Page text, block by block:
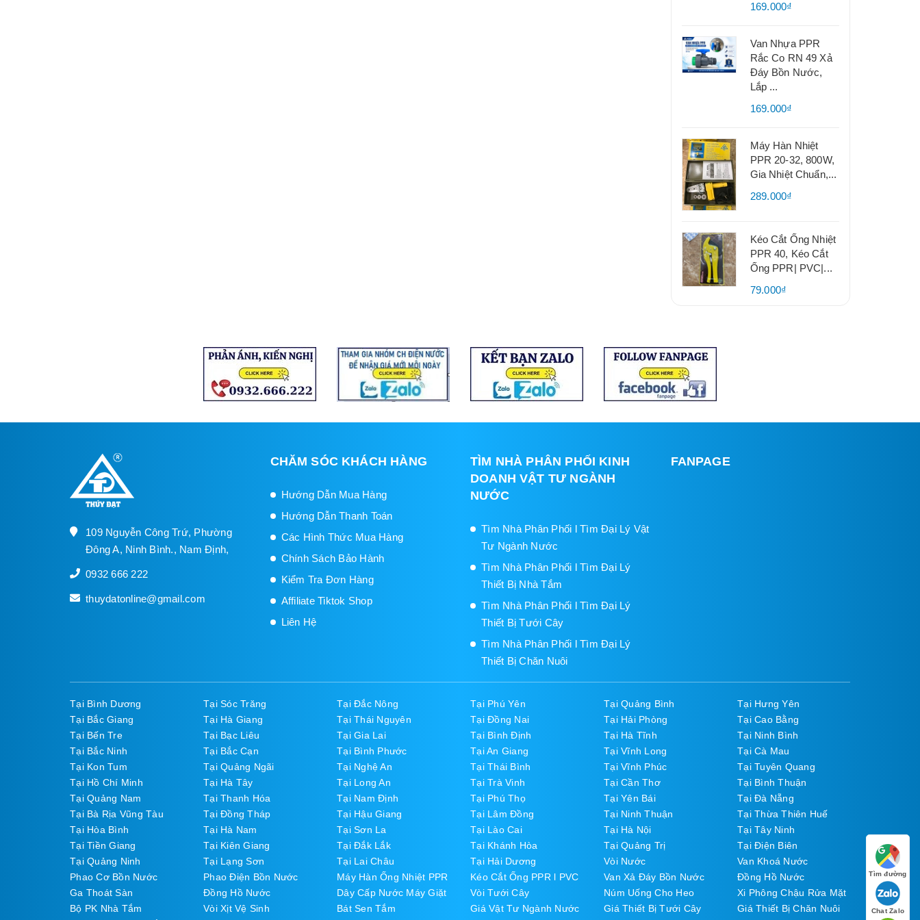
169.000₫
Van Nhựa PPR
Rắc Co RN 49 Xả
Đáy Bồn Nước,
Lắp ...
169.000₫
Máy Hàn Nhiệt
PPR 20-32, 800W,
Gia Nhiệt Chuẩn,...
289.000₫
Kéo Cắt Ống Nhiệt
PPR 40, Kéo Cắt
Ống PPR| PVC|...
79.000₫
109 Nguyễn Công Trứ, Phường
Đông A, Ninh Bình., Nam Định,
0932 666 222
thuydatonline@gmail.com
CHĂM SÓC KHÁCH HÀNG
Hướng Dẫn Mua Hàng
Hướng Dẫn Thanh Toán
Các Hình Thức Mua Hàng
Chính Sách Bảo Hành
Kiểm Tra Đơn Hàng
Affiliate Tiktok Shop
Liên Hệ
TÌM NHÀ PHÂN PHỐI KINH
DOANH VẬT TƯ NGÀNH
NƯỚC
Tìm Nhà Phân Phối l Tìm Đại Lý Vật
Tư Ngành Nước
Tìm Nhà Phân Phối l Tìm Đại Lý
Thiết Bị Nhà Tắm
Tìm Nhà Phân Phối l Tìm Đại Lý
Thiết Bị Tưới Cây
Tìm Nhà Phân Phối l Tìm Đại Lý
Thiết Bị Chăn Nuôi
FANPAGE
Tại Bình Dương Tại Sóc Trăng Tại Đắc Nông Tại Phú Yên Tại Quảng Bình
Tại Hưng Yên
Tại Bắc Giang
Tại Hà Giang Tại Thái Nguyên Tại Đồng Nai Tại Hải Phòng
Tại Cao Bằng
Tại Bến Tre
Tại Bạc Liêu Tại Gia Lai Tại Bình Định Tại Hà Tĩnh
Tại Ninh Bình
Tại Bắc Ninh
Tại Bắc Cạn Tại Bình Phước Tại An Giang Tại Vĩnh Long
Tại Cà Mau
Tại Kon Tum
Tại Quảng Ngãi Tại Nghệ An Tại Thái Bình Tại Vĩnh Phúc
Tại Tuyên Quang
Tại Hồ Chí Minh
Tại Hà Tây Tại Long An Tại Trà Vinh Tại Cần Thơ
Tại Bình Thuận
Tại Quảng Nam
Tại Thanh Hóa Tại Nam Định Tại Phú Thọ Tại Yên Bái
Tại Đà Nẵng
Tại Bà Rịa Vũng Tàu
Tại Đồng Tháp Tại Hậu Giang Tại Lâm Đồng Tại Ninh Thuận
Tại Thừa Thiên Huế
Tại Hòa Bình
Tại Hà Nam Tại Sơn La Tại Lào Cai Tại Hà Nội
Tại Tây Ninh
Tại Tiền Giang
Tại Kiên Giang Tại Đắk Lắk Tại Khánh Hòa Tại Quảng Trị
Tại Điện Biên
Tại Quảng Ninh
Tại Lạng Sơn Tại Lai Châu Tại Hải Dương Vòi Nước
Van Khoá Nước
Phao Cơ Bồn Nước
Phao Điện Bồn Nước Máy Hàn Ống Nhiệt PPR Kéo Cắt Ống PPR l PVC Van Xả Đáy Bồn Nước
Đồng Hồ Nước
Ga Thoát Sàn
Đồng Hồ Nước Dây Cấp Nước Máy Giặt Vòi Tưới Cây Núm Uống Cho Heo
Xi Phông Chậu Rửa Mặt
Bộ PK Nhà Tắm
Vòi Xịt Vệ Sinh Bát Sen Tắm Giá Vật Tư Ngành Nước Giá Thiết Bị Tưới Cây
Giá Thiết Bị Chăn Nuôi
Tìm đường
Chat Zalo